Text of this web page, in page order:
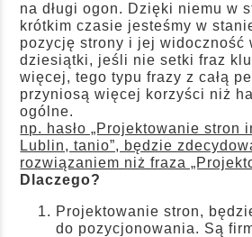
na długi ogon. Dzięki niemu w
krótkim czasie jesteśmy w
pozycję strony i jej widoczność
dziesiątki, jeśli nie setki fraz
więcej, tego typu frazy z całą
przyniosą więcej korzyści niż
ogólne.
np. hasło „Projektowanie stron
Lublin, tanio”, będzie
rozwiązaniem niż fraza
Dlaczego?
Projektowanie stron,
do pozycjonowania. Są